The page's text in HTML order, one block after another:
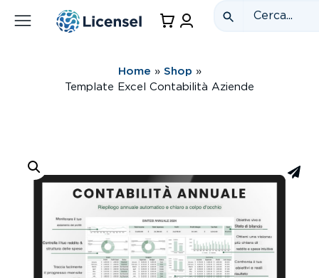
Home » Shop »
Template Excel Contabilità Aziende